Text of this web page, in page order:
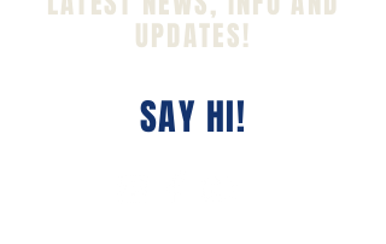
UPDATES‭!‬
SAY HI!